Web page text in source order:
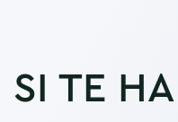
SI TE